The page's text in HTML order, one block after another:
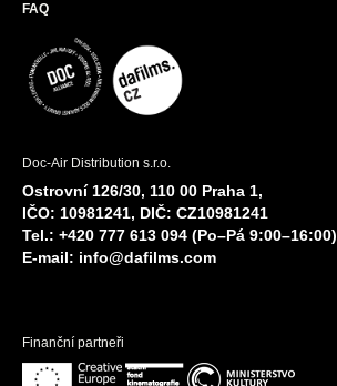
FAQ
Doc-Air Distribution s.r.o.
Ostrovní 126/30, 110 00 Praha 1,
IČO: 10981241, DIČ: CZ10981241
Tel.: +420 777 613 094 (Po–Pá 9:00–16:00)
E-mail: info@dafilms.com
Finanční partneři